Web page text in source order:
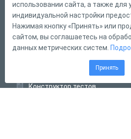
Русский
Справка
Форма обратной связи
Конструктор тестов
использовании сайта, а также для
индивидуальной настройки
Нажимая кнопку «Принять» или
сайтом, вы соглашаетесь на
данных метрических систем.
Принять